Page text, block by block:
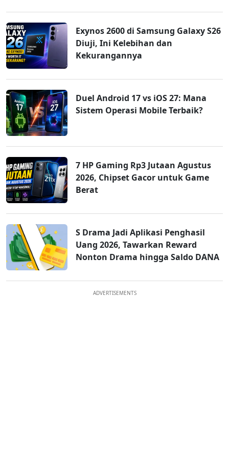
Exynos 2600 di Samsung Galaxy S26
Diuji, Ini Kelebihan dan
Kekurangannya
Duel Android 17 vs iOS 27: Mana
Sistem Operasi Mobile Terbaik?
7 HP Gaming Rp3 Jutaan Agustus
2026, Chipset Gacor untuk Game
Berat
S Drama Jadi Aplikasi Penghasil
Uang 2026, Tawarkan Reward
Nonton Drama hingga Saldo DANA
ADVERTISEMENTS